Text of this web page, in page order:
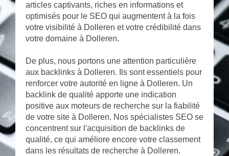
articles captivants, riches en informations et
optimisés pour le SEO qui augmentent à la fois
votre visibilité à Dolleren et votre crédibilité dans
votre domaine à Dolleren.
De plus, nous portons une attention particulière
aux backlinks à Dolleren. Ils sont essentiels pour
renforcer votre autorité en ligne à Dolleren. Un
backlink de qualité apporte une indication
positive aux moteurs de recherche sur la fiabilité
de votre site à Dolleren. Nos spécialistes SEO se
concentrent sur l'acquisition de backlinks de
qualité, ce qui améliore encore votre classement
dans les résultats de recherche à Dolleren.